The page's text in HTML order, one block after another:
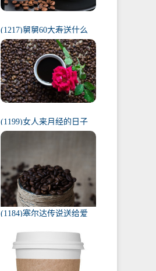
(1217)舅舅60大寿送什么
礼物（舅舅60岁十大最佳
礼物排行榜）
(1199)女人来月经的日子
代表什么（1一31日月经代
(1184)塞尔达传说送给爱
任务100只蚱蜢）